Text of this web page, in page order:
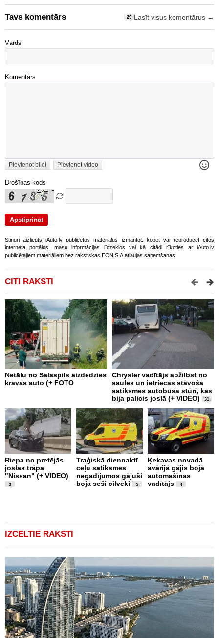
Tavs komentārs 29 Lasīt visus komentārus →
Vārds
Komentārs
Pievienot bildi Pievienot video
Drošības kods
Stingri aizliegts iAuto.lv publicētos materiālus izmantot, kopēt vai reproducēt citos
interneta portālos, masu informācijas līdzekļos vai kā citādi rīkoties ar iAuto.lv
publicētajiem materiāliem bez rakstiskas EON SIA atļaujas saņemšanas.
CITI RAKSTI
Netālu no Salaspils aizdedzies
kravas auto (+ FOTO
Chrysler vadītājs apžilbst no
saules un ietriecas stāvoša
satiksmes autobusa stūrī, kas
bija palicis joslā (+ VIDEO)
31
Riepa no pretējās
joslas trāpa
"Nissan" (+ VIDEO)
9
Traģiskā diennaktī
ceļu satiksmes
negadījumos gājuši
bojā seši cilvēki
5
Ķekavas novadā
avārijā gājis bojā
automašīnas
vadītājs
4
IZCELTIE RAKSTI